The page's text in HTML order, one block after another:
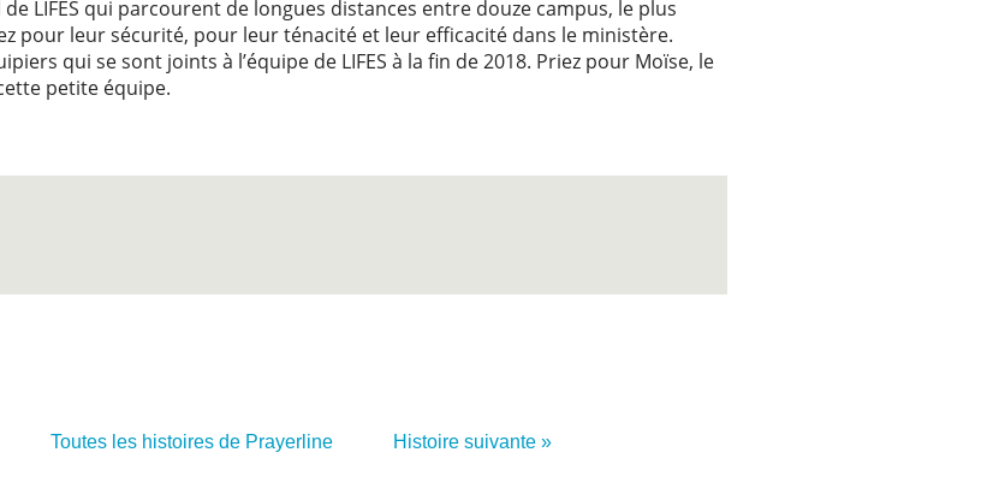
LIFES qui parcourent de longues distances entre douze campus, le plus
pour leur sécurité, pour leur ténacité et leur efficacité dans le ministère.
qui se sont joints à l’équipe de LIFES à la fin de 2018. Priez pour Moïse, le
petite équipe.
Toutes les histoires de Prayerline Histoire suivante »